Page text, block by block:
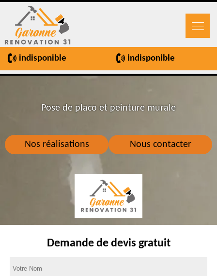
indisponible indisponible
Nos réalisations Nous contacter
Pose de placo et peinture murale
Demande de devis gratuit